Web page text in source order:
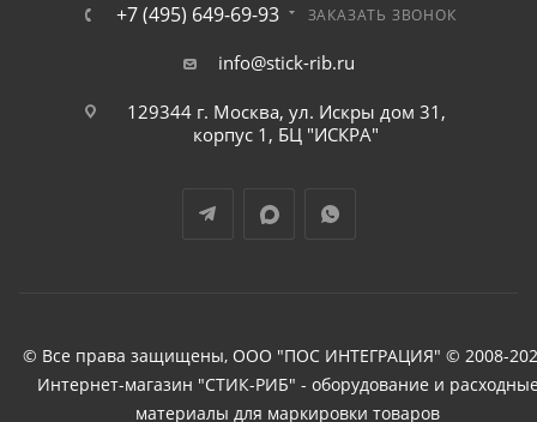
+7 (495) 649-69-93 ЗАКАЗАТЬ ЗВОНОК
info@stick-rib.ru
129344 г. Москва, ул. Искры дом 31,
корпус 1, БЦ "ИСКРА"
© Все права защищены, ООО "ПОС ИНТЕГРАЦИЯ" © 2008-
Интернет-магазин "СТИК-РИБ" - оборудование и
материалы для маркировки товаров